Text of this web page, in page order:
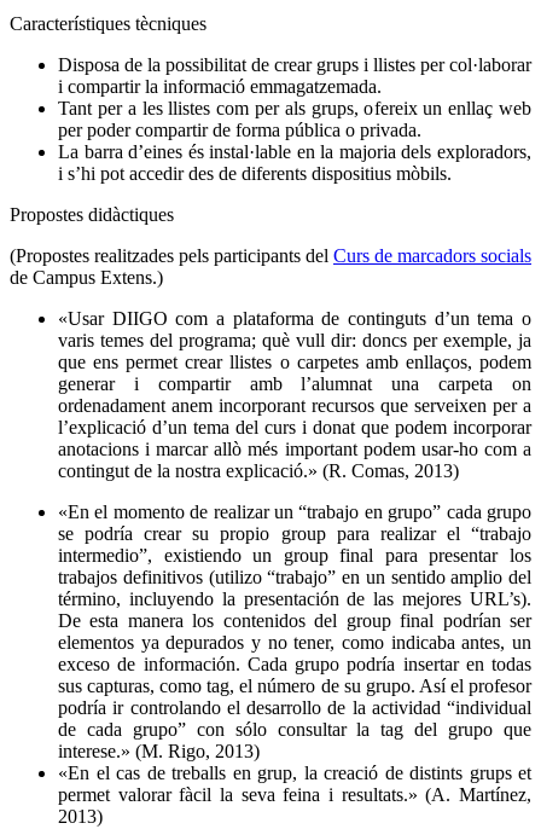
Característiques tècniques
Disposa de la possibilitat de crear grups i llistes per col·laborar
i compartir la informació emmagatzemada.
Tant per a les llistes com per als grups, ofereix un enllaç web
per poder compartir de forma pública o privada.
La barra d’eines és instal·lable en la majoria dels exploradors,
i s’hi pot accedir des de diferents dispositius mòbils.
Propostes didàctiques
(Propostes realitzades pels participants del Curs de marcadors socials
de Campus Extens.)
«Usar DIIGO com a plataforma de continguts d’un tema o
varis temes del programa; què vull dir: doncs per exemple, ja
que ens permet crear llistes o carpetes amb enllaços, podem
generar i compartir amb l’alumnat una carpeta on
ordenadament anem incorporant recursos que serveixen per a
l’explicació d’un tema del curs i donat que podem incorporar
anotacions i marcar allò més important podem usar-ho com a
contingut de la nostra explicació.» (R. Comas, 2013)
«En el momento de realizar un “trabajo en grupo” cada grupo
se podría crear su propio group para realizar el “trabajo
intermedio”, existiendo un group final para presentar los
trabajos definitivos (utilizo “trabajo” en un sentido amplio del
término, incluyendo la presentación de las mejores URL’s).
De esta manera los contenidos del group final podrían ser
elementos ya depurados y no tener, como indicaba antes, un
exceso de información. Cada grupo podría insertar en todas
sus capturas, como tag, el número de su grupo. Así el profesor
podría ir controlando el desarrollo de la actividad “individual
de cada grupo” con sólo consultar la tag del grupo que
interese.» (M. Rigo, 2013)
«En el cas de treballs en grup, la creació de distints grups et
permet valorar fàcil la seva feina i resultats.» (A. Martínez,
2013)